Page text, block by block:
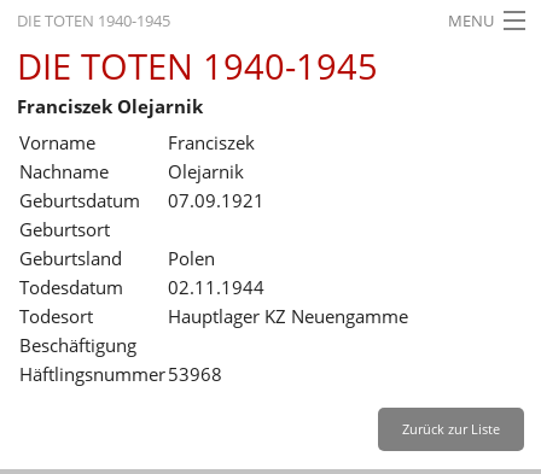
DIE TOTEN 1940-1945 MENU
STARTSEITE
AKTUELLES
AUSSTELLUNGEN
GESCHICHTE
BILDUNG
FORSCHUNG
SERVICE
Leichte Sprache
DIE TOTEN 1940-1945
Franciszek Olejarnik
Vorname
Franciszek
Nachname
Olejarnik
Geburtsdatum
07.09.1921
Geburtsort
Geburtsland
Polen
Todesdatum
02.11.1944
Todesort
Hauptlager KZ Neuengamme
Beschäftigung
Häftlingsnummer53968
Zurück zur Liste